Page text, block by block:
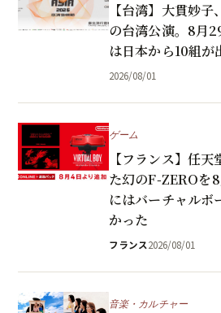
【台湾】大貫妙
の台湾公演。8月
は日本から10組が
2026/08/01
ゲーム
【フランス】任
た幻のF-ZEROを
にはバーチャルボ
かった
フランス2026/08/01
音楽・カルチャー